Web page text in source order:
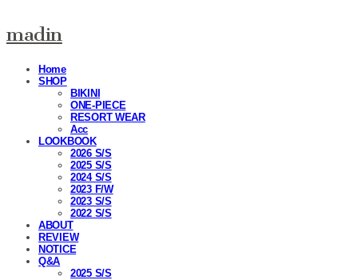
madin
Home
SHOP
BIKINI
ONE-PIECE
RESORT WEAR
Acc
LOOKBOOK
2026 S/S
2025 S/S
2024 S/S
2023 F/W
2023 S/S
2022 S/S
ABOUT
REVIEW
NOTICE
Q&A
2025 S/S